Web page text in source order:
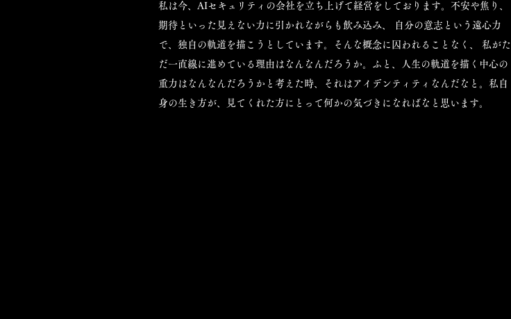
私は今、AIセキュリティの会社を立ち上げて経営をしております。不安や焦り、
期待といった見えない力に引かれながらも飲み込み、 自分の意志という遠心力
で、独自の軌道を描こうとしています。そんな概念に囚われることなく、 私がた
だ一直線に進めている理由はなんなんだろうか。ふと、人生の軌道を描く中心の
重力はなんなんだろうかと考えた時、それはアイデンティティなんだなと。私自
身の生き方が、見てくれた方にとって何かの気づきになればなと思います。